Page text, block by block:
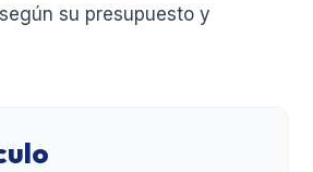
su presupuesto y